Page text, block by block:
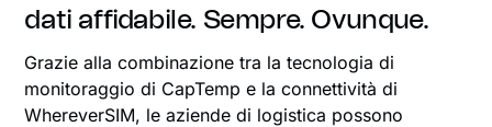
dati affidabile. Sempre. Ovunque.
Grazie alla combinazione tra la tecnologia di
monitoraggio di CapTemp e la connettività di
WhereverSIM, le aziende di logistica possono